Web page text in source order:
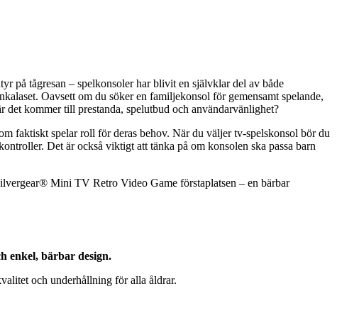
på tågresan – spelkonsoler har blivit en självklar del av både
Oavsett om du söker en familjekonsol för gemensamt spelande,
kommer till prestanda, spelutbud och användarvänlighet?
faktiskt spelar roll för deras behov. När du väljer tv-spelskonsol bör du
Det är också viktigt att tänka på om konsolen ska passa barn
Mini TV Retro Video Game förstaplatsen – en bärbar
enkel, bärbar design.
och underhållning för alla åldrar.